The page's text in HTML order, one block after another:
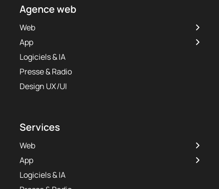
Agence web
Web
App
Logiciels & IA
Presse & Radio
Design UX/UI
Services
Web
App
Logiciels & IA